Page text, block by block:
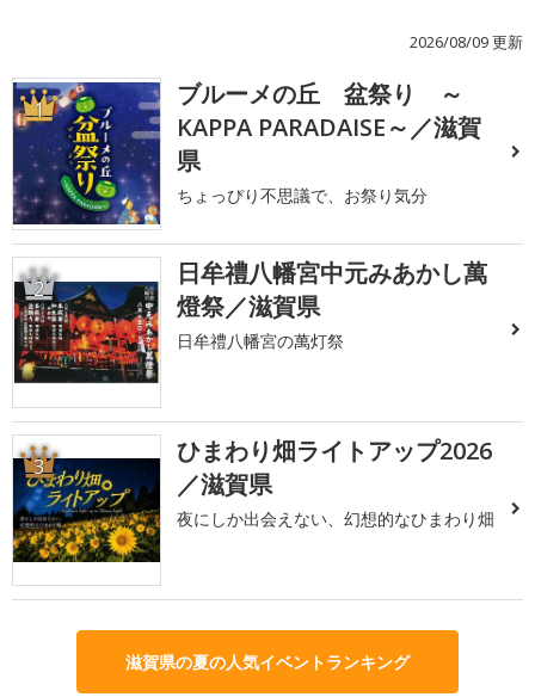
2026/08/09 更新
1
ブルーメの丘 盆祭り ～
KAPPA PARADAISE～／滋賀
県
ちょっぴり不思議で、お祭り気分
2
日牟禮八幡宮中元みあかし萬
燈祭／滋賀県
日牟禮八幡宮の萬灯祭
3
ひまわり畑ライトアップ2026
／滋賀県
夜にしか出会えない、幻想的なひまわり畑
滋賀県の夏の人気イベントランキング